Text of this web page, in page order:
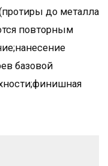
до металла
повторным
базовой